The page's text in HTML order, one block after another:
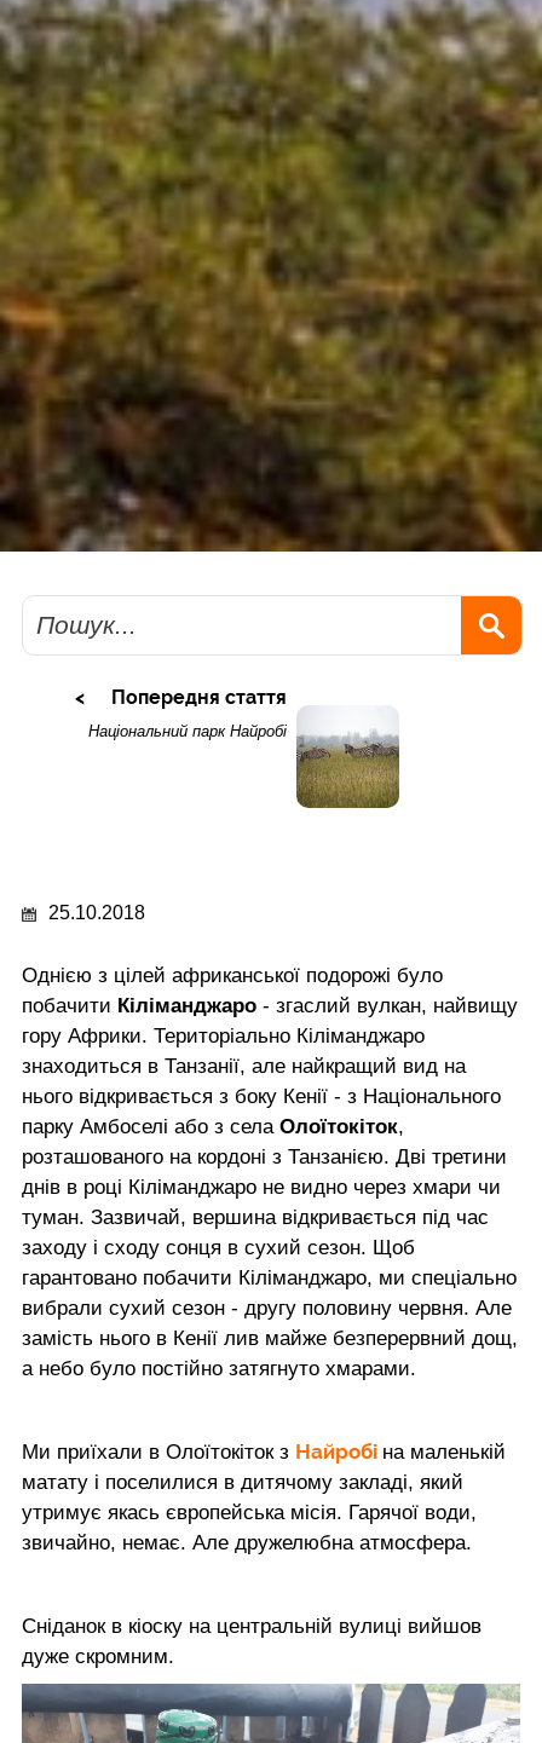
Пошук
Попередня стаття
Національний парк Найробі
25.10.2018
Однією з цілей африканської подорожі було
побачити Кіліманджаро - згаслий вулкан, найвищу
гору Африки. Територіально Кіліманджаро
знаходиться в Танзанії, але найкращий вид на
нього відкривається з боку Кенії - з Національного
парку Амбоселі або з села Олоїтокіток,
розташованого на кордоні з Танзанією. Дві третини
днів в році Кіліманджаро не видно через хмари чи
туман. Зазвичай, вершина відкривається під час
заходу і сходу сонця в сухий сезон. Щоб
гарантовано побачити Кіліманджаро, ми спеціально
вибрали сухий сезон - другу половину червня. Але
замість нього в Кенії лив майже безперервний дощ,
а небо було постійно затягнуто хмарами.
Ми приїхали в Олоїтокіток з Найробі на маленькій
матату і поселилися в дитячому закладі, який
утримує якась європейська місія. Гарячої води,
звичайно, немає. Але дружелюбна атмосфера.
Сніданок в кіоску на центральній вулиці вийшов
дуже скромним.